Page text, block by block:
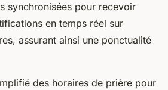
synchronisées pour recevoir
en temps réel sur
assurant ainsi une ponctualité
des horaires de prière pour